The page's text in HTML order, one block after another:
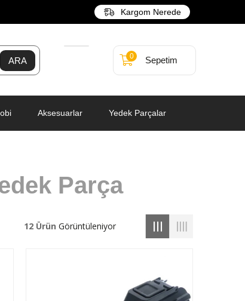
Kargom Nerede
Sepetim
0
Aksesuarlar Yedek Parçalar
Parça
12 Ürün